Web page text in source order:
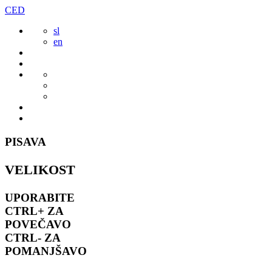
Preskoči
vsebine
CED
sl
en
PISAVA
VELIKOST
UPORABITE
CTRL+ ZA
POVEČAVO
CTRL- ZA
POMANJŠAVO